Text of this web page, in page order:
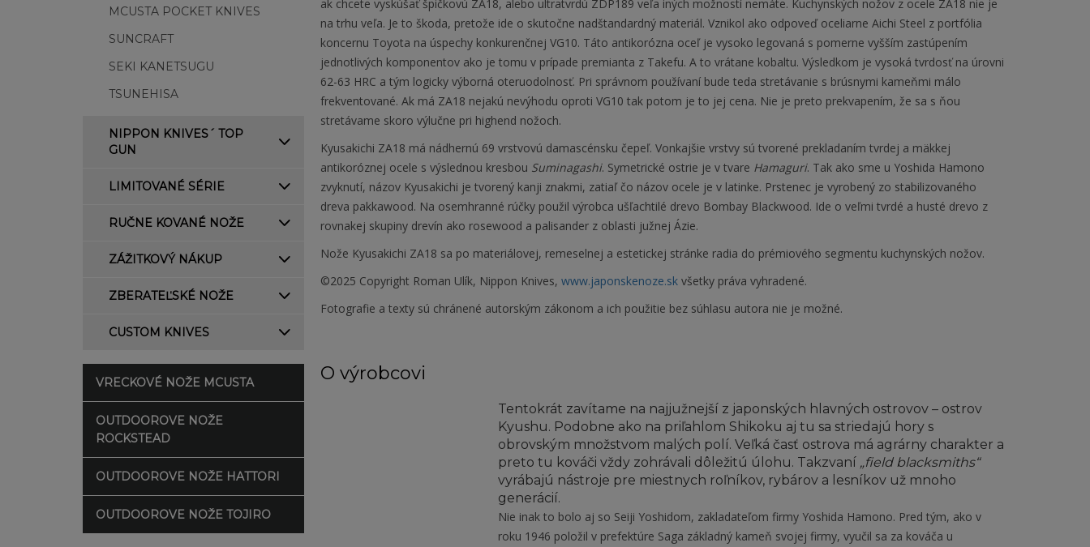
MCUSTA POCKET KNIVES
SUNCRAFT
SEKI KANETSUGU
TSUNEHISA
NIPPON KNIVES´ TOP
GUN
LIMITOVANÉ SÉRIE
RUČNE KOVANÉ NOŽE
ZÁŽITKOVÝ NÁKUP
ZBERATEĽSKÉ NOŽE
CUSTOM KNIVES
VRECKOVÉ NOŽE MCUSTA
OUTDOOROVE NOŽE
ROCKSTEAD
OUTDOOROVE NOŽE HATTORI
OUTDOOROVE NOŽE TOJIRO
ak chcete vyskúšať špičkovú ZA18, alebo ultratvrdú ZDP189 veľa iných možností nemáte. Kuchynských nožov z ocele ZA18 nie je
na trhu veľa. Je to škoda, pretože ide o skutočne nadštandardný materiál. Vznikol ako odpoveď oceliarne Aichi Steel z portfólia
koncernu Toyota na úspechy konkurenčnej VG10. Táto antikorózna oceľ je vysoko legovaná s pomerne vyšším zastúpením
jednotlivých komponentov ako je tomu v prípade premianta z Takefu. A to vrátane kobaltu. Výsledkom je vysoká tvrdosť na úrovni
62-63 HRC a tým logicky výborná oteruodolnosť. Pri správnom používaní bude teda stretávanie s brúsnymi kameňmi málo
frekventované. Ak má ZA18 nejakú nevýhodu oproti VG10 tak potom je to jej cena. Nie je preto prekvapením, že sa s ňou
stretávame skoro výlučne pri highend nožoch.
Kyusakichi ZA18 má nádhernú 69 vrstvovú damascénsku čepeľ. Vonkajšie vrstvy sú tvorené prekladaním tvrdej a mäkkej
antikoróznej ocele s výslednou kresbou Suminagashi. Symetrické ostrie je v tvare Hamaguri. Tak ako sme u Yoshida Hamono
zvyknutí, názov Kyusakichi je tvorený kanji znakmi, zatiaľ čo názov ocele je v latinke. Prstenec je vyrobený zo stabilizovaného
dreva pakkawood. Na osemhranné rúčky použil výrobca ušľachtilé drevo Bombay Blackwood. Ide o veľmi tvrdé a husté drevo z
rovnakej skupiny drevín ako rosewood a palisander z oblasti južnej Ázie.
Nože Kyusakichi ZA18 sa po materiálovej, remeselnej a estetickej stránke radia do prémiového segmentu kuchynských nožov.
©2025 Copyright Roman Ulík, Nippon Knives, www.japonskenoze.skvšetky práva vyhradené.
Fotografie a texty sú chránené autorským zákonom a ich použitie bez súhlasu autora nie je možné.
O výrobcovi
Tentokrát zavítame na najjužnejší z japonských hlavných ostrovov – ostrov
Kyushu. Podobne ako na priľahlom Shikoku aj tu sa striedajú hory s
obrovským množstvom malých polí. Veľká časť ostrova má agrárny charakter a
preto tu kováči vždy zohrávali dôležitú úlohu. Takzvaní „field blacksmiths“
vyrábajú nástroje pre miestnych roľníkov, rybárov a lesníkov už mnoho
generácií.
Nie inak to bolo aj so Seiji Yoshidom, zakladateľom firmy Yoshida Hamono. Pred tým, ako v
roku 1946 položil v prefektúre Saga základný kameň svojej firmy, vyučil sa za kováča u